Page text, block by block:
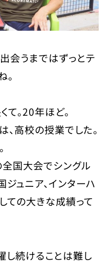
会うまではずっとテ
。
て。20年ほど。
、高校の授業でした。
国大会でシングル
ュニア、インターハ
ての大きな成績って
し続けることは難し